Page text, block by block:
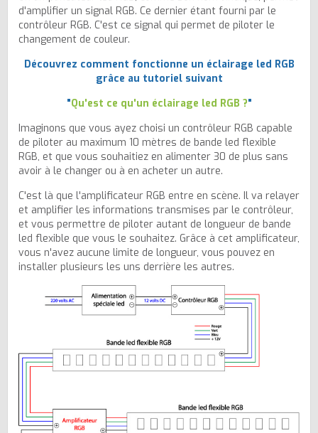
d'amplifier un signal RGB. Ce dernier étant fourni par le
contrôleur RGB. C'est ce signal qui permet de piloter le
changement de couleur.
Découvrez comment fonctionne un éclairage led RGB
grâce au tutoriel suivant
"Qu'est ce qu'un éclairage led RGB ?"
Imaginons que vous ayez choisi un contrôleur RGB capable
de piloter au maximum 10 mètres de bande led flexible
RGB, et que vous souhaitiez en alimenter 30 de plus sans
avoir à le changer ou à en acheter un autre.
C'est là que l'amplificateur RGB entre en scène. Il va relayer
et amplifier les informations transmises par le contrôleur,
et vous permettre de piloter autant de longueur de bande
led flexible que vous le souhaitez. Grâce à cet amplificateur,
vous n'avez aucune limite de longueur, vous pouvez en
installer plusieurs les uns derrière les autres.